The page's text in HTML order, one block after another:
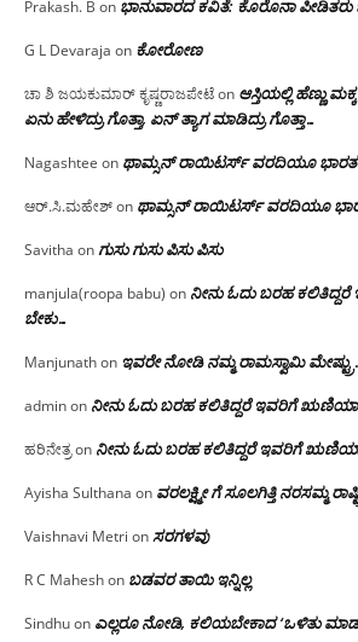
Prakash. B on ಭಾನುವಾರದ ಕವಿತೆ: ಕೊರೊನಾ
G L Devaraja on ಕೋರೋಣ
ಚಾ ಶಿ ಜಯಕುಮಾರ್ ಕೃಷ್ಣರಾಜಪೇಟೆon ಆಸ್ತಿಯಲ್ಲಿ ಹೆಣ್ಣು
ಏನು ಹೇಳಿದ್ರು ಗೊತ್ತಾ, ಏನ್ ತ್ಯಾಗ ಮಾಡಿದ್ರು ಗೊತ್ತಾ…
Nagashtee on ಥಾಮ್ಸನ್ ರಾಯಿಟರ್ಸ್ ವರದಿಯೂ
ಆರ್.ಸಿ.ಮಹೇಶ್on ಥಾಮ್ಸನ್ ರಾಯಿಟರ್ಸ್ ವರದಿಯೂ
Savitha onಗುಸು ಗುಸು ಪಿಸು ಪಿಸು
manjula(roopa babu) on ನೀನು ಓದು ಬರಹ
ಬೇಕು…
Manjunathon ಇವರೇ‌ ನೋಡಿ‌ ನಮ್ಮ‌ ರಾಮಸ್ವಾಮಿ
adminon ನೀನು ಓದು ಬರಹ ಕಲಿತಿದ್ದರೆ ಇವರಿಗೆ
ಹರಿನೇತ್ರon ನೀನು ಓದು ಬರಹ ಕಲಿತಿದ್ದರೆ ಇವರಿಗೆ
Ayisha Sulthana on ವರಲಕ್ಷ್ಮೀ ಗೆ ಸೂಲಗಿತ್ತಿ ನರಸಮ್ಮ‌
Vaishnavi Metri onಸರಗಳವು
R C Maheshon ಬಡವರ ತಾಯಿ ಇನ್ನಿಲ್ಲ
Sindhuon ಎಲ್ಲರೂ ನೋಡಿ, ಕಲಿಯಬೇಕಾದ ‘ಒಳಿತು